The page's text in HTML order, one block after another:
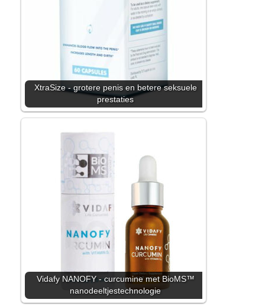
XtraSize - grotere penis en betere seksuele
prestaties
Vidafy NANOFY - curcumine met BioMS™
nanodeeltjestechnologie